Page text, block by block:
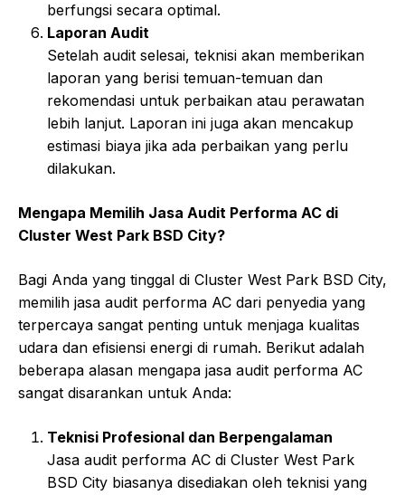
berfungsi secara optimal.
Laporan Audit
Setelah audit selesai, teknisi akan memberikan
laporan yang berisi temuan-temuan dan
rekomendasi untuk perbaikan atau perawatan
lebih lanjut. Laporan ini juga akan mencakup
estimasi biaya jika ada perbaikan yang perlu
dilakukan.
Mengapa Memilih Jasa Audit Performa AC di
Cluster West Park BSD City?
Bagi Anda yang tinggal di Cluster West Park BSD City,
memilih jasa audit performa AC dari penyedia yang
terpercaya sangat penting untuk menjaga kualitas
udara dan efisiensi energi di rumah. Berikut adalah
beberapa alasan mengapa jasa audit performa AC
sangat disarankan untuk Anda:
Teknisi Profesional dan Berpengalaman
Jasa audit performa AC di Cluster West Park
BSD City biasanya disediakan oleh teknisi yang